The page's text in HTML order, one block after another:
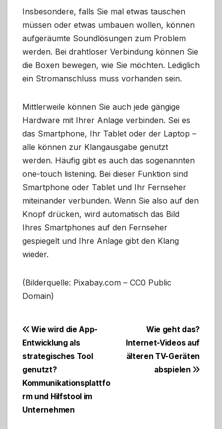
Insbesondere, falls Sie mal etwas tauschen
müssen oder etwas umbauen wollen, können
aufgeräumte Soundlösungen zum Problem
werden. Bei drahtloser Verbindung können Sie
die Boxen bewegen, wie Sie möchten. Lediglich
ein Stromanschluss muss vorhanden sein.
Mittlerweile können Sie auch jede gängige
Hardware mit Ihrer Anlage verbinden. Sei es
das Smartphone, Ihr Tablet oder der Laptop –
alle können zur Klangausgabe genutzt
werden. Häufig gibt es auch das sogenannten
one-touch listening. Bei dieser Funktion sind
Smartphone oder Tablet und Ihr Fernseher
miteinander verbunden. Wenn Sie also auf den
Knopf drücken, wird automatisch das Bild
Ihres Smartphones auf den Fernseher
gespiegelt und Ihre Anlage gibt den Klang
wieder.
(Bilderquelle: Pixabay.com – CC0 Public
Domain)
BeitragsnavigationWie geht das?
Internet-Videos auf
älteren TV-Geräten
abspielen
Wie wird die App-
Entwicklung als
strategisches Tool
genutzt?
Kommunikationsplattfo
rm und Hilfstool im
Unternehmen